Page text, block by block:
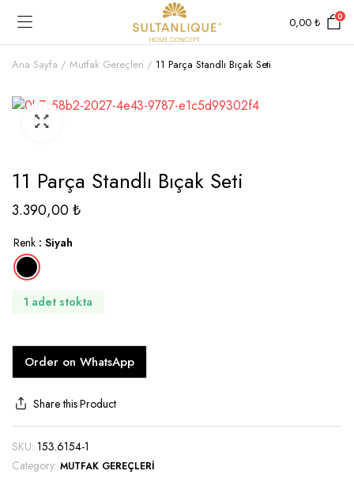
0,00 ₺ 0
Ana Sayfa Mutfak Gereçleri 11 Parça Standlı Bıçak Seti
11 Parça Standlı Bıçak Seti
3.390,00₺
Renk : Siyah
1 adet stokta
Order on WhatsApp
Share this Product
SKU: 153.6154-1
Category: MUTFAK GEREÇLERI